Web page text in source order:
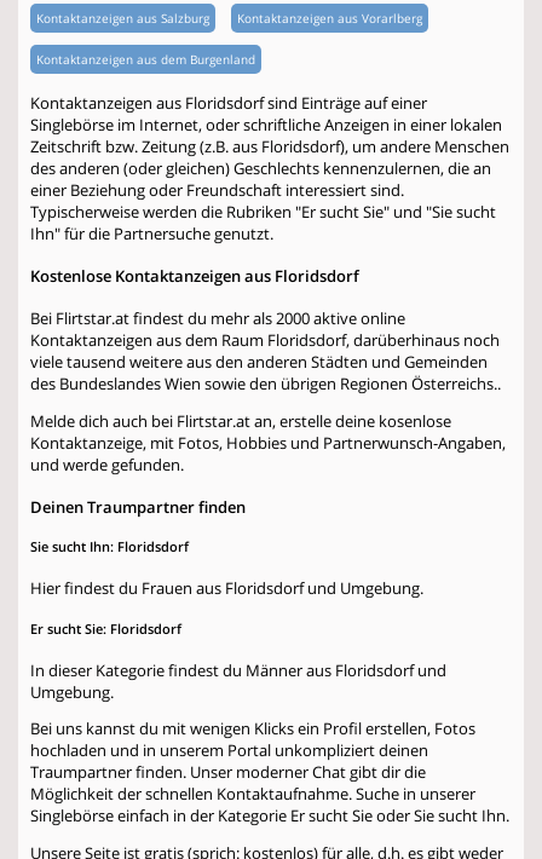
Kontaktanzeigen aus Salzburg Kontaktanzeigen aus Vorarlberg
Kontaktanzeigen aus dem Burgenland
Kontaktanzeigen aus Floridsdorf sind Einträge auf einer
Singlebörse im Internet, oder schriftliche Anzeigen in einer lokalen
Zeitschrift bzw. Zeitung (z.B. aus Floridsdorf), um andere Menschen
des anderen (oder gleichen) Geschlechts kennenzulernen, die an
einer Beziehung oder Freundschaft interessiert sind.
Typischerweise werden die Rubriken "Er sucht Sie" und "Sie sucht
Ihn" für die Partnersuche genutzt.
Kostenlose Kontaktanzeigen aus Floridsdorf
Bei Flirtstar.at findest du mehr als 2000 aktive online
Kontaktanzeigen aus dem Raum Floridsdorf, darüberhinaus noch
viele tausend weitere aus den anderen Städten und Gemeinden
des Bundeslandes Wien sowie den übrigen Regionen Österreichs..
Melde dich auch bei Flirtstar.at an, erstelle deine kosenlose
Kontaktanzeige, mit Fotos, Hobbies und Partnerwunsch-Angaben,
und werde gefunden.
Deinen Traumpartner finden
Sie sucht Ihn: Floridsdorf
Hier findest du Frauen aus Floridsdorf und Umgebung.
Er sucht Sie: Floridsdorf
In dieser Kategorie findest du Männer aus Floridsdorf und
Umgebung.
Bei uns kannst du mit wenigen Klicks ein Profil erstellen, Fotos
hochladen und in unserem Portal unkompliziert deinen
Traumpartner finden. Unser moderner Chat gibt dir die
Möglichkeit der schnellen Kontaktaufnahme. Suche in unserer
Singlebörse einfach in der Kategorie Er sucht SieoderSie sucht Ihn.
Unsere Seite ist gratis (sprich: kostenlos) für alle, d.h. es gibt weder